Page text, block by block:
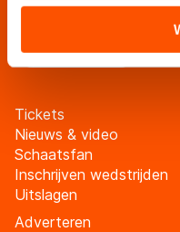
verstrekt of die zij
Sommige partners
landen buiten de EU,
adequaat
overdracht. Meer
schaatsfanmailing
Meld je aan
Tickets
Nieuws & video
Schaatsfan
Inschrijven wedstrijden
Uitslagen
Adverteren